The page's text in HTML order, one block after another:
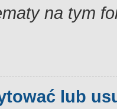
na tym
lub